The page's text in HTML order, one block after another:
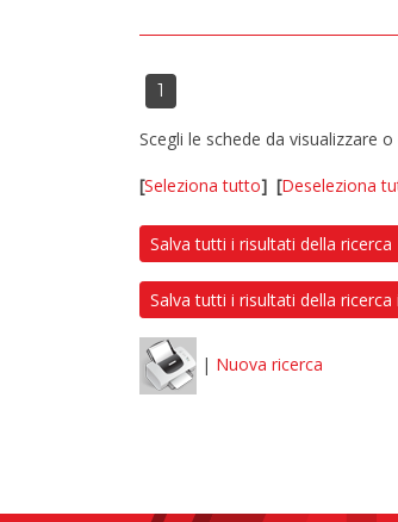
1
Scegli le schede da visualizzare o
[Seleziona tutto] [Deseleziona
Salva tutti i risultati della ricerca
Salva tutti i risultati della
| Nuova ricerca